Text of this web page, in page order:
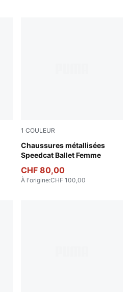
1 COULEUR
Chaussures métallisées
Speedcat Ballet Femme
PUMA Silver-PUMA White
CHF 80,00
À l'origine:CHF 100,00